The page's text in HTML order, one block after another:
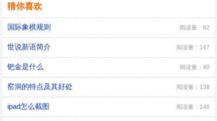
猜你喜欢
国际象棋规则 阅读量：82
世说新语简介 阅读量：147
钯金是什么 阅读量：40
窑洞的特点及其好处 阅读量：138
ipad怎么截图 阅读量：146